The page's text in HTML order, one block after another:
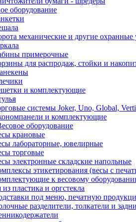
оборудование
механические и другие охранные
примерочные
для распродаж, стойки и
и комплектующие
системы Joker, Uno, Global,
и комплектующие
оборудование
крановые
лабораторные, ювелирные
торговые
электронные складские напольные
этикетирования (весы с
к весовому
пластика и оргстекла
под меню, печатную
разделители, толкатели и